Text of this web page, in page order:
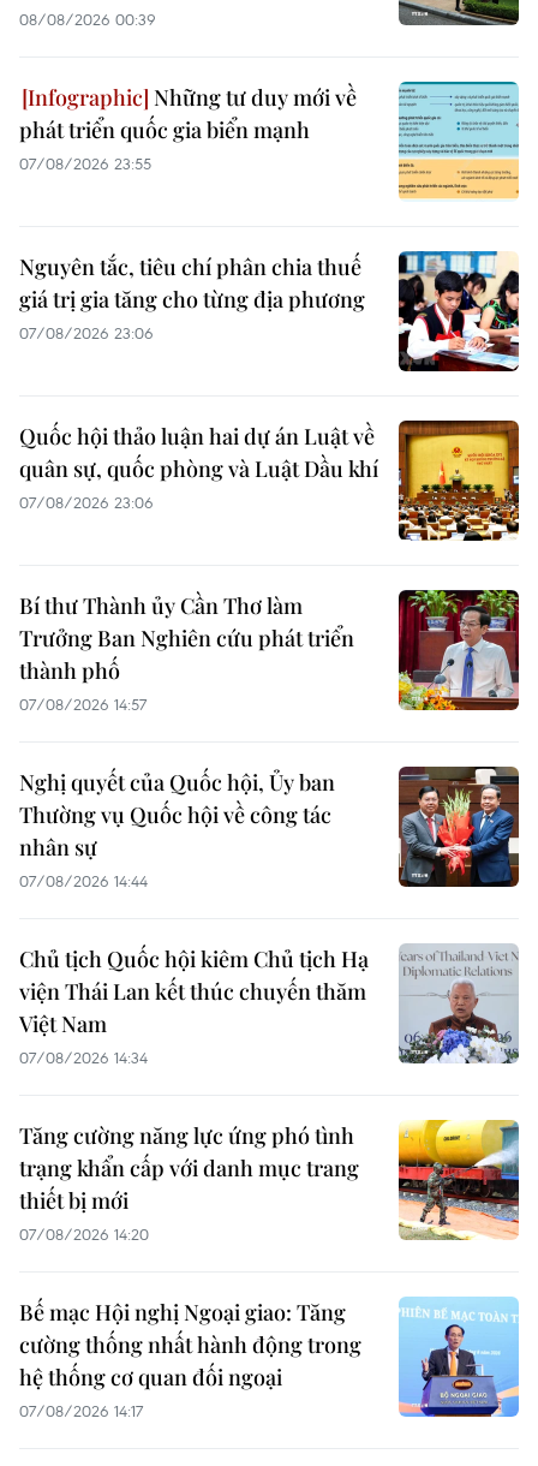
08/08/2026 00:39
Những tư duy mới về
phát triển quốc gia biển mạnh
07/08/2026 23:55
Nguyên tắc, tiêu chí phân chia thuế
giá trị gia tăng cho từng địa phương
07/08/2026 23:06
Quốc hội thảo luận hai dự án Luật về
quân sự, quốc phòng và Luật Dầu khí
07/08/2026 23:06
Bí thư Thành ủy Cần Thơ làm
Trưởng Ban Nghiên cứu phát triển
thành phố
07/08/2026 14:57
Nghị quyết của Quốc hội, Ủy ban
Thường vụ Quốc hội về công tác
nhân sự
07/08/2026 14:44
Chủ tịch Quốc hội kiêm Chủ tịch Hạ
viện Thái Lan kết thúc chuyến thăm
Việt Nam
07/08/2026 14:34
Tăng cường năng lực ứng phó tình
trạng khẩn cấp với danh mục trang
thiết bị mới
07/08/2026 14:20
Bế mạc Hội nghị Ngoại giao: Tăng
cường thống nhất hành động trong
hệ thống cơ quan đối ngoại
07/08/2026 14:17